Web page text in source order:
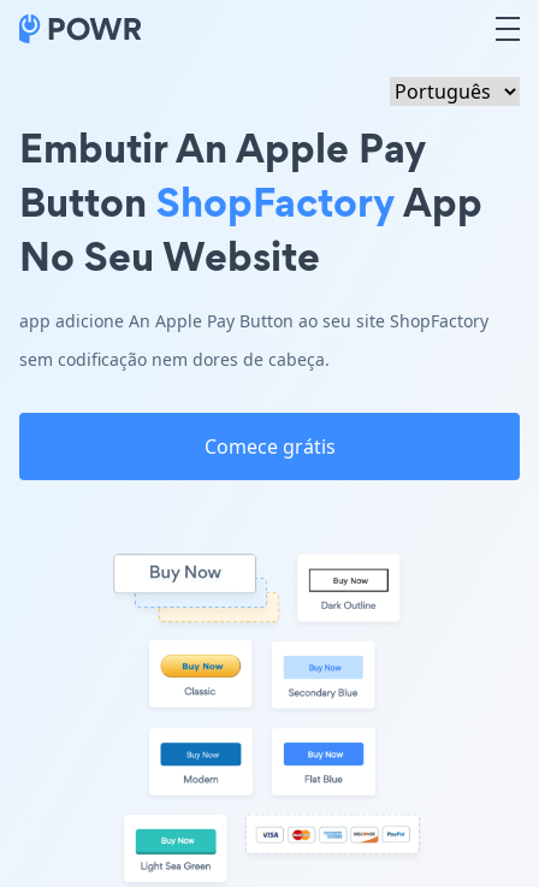
Embutir An Apple Pay
ButtonShopFactoryApp
No Seu Website
app adicione An Apple Pay Button ao seu site ShopFactory
sem codificação nem dores de cabeça.
Comece grátis